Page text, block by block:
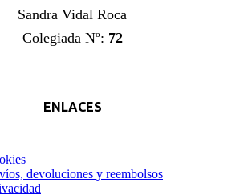
Sandra Vidal Roca
Colegiada Nº: 72
ENLACES
devoluciones y reembolsos